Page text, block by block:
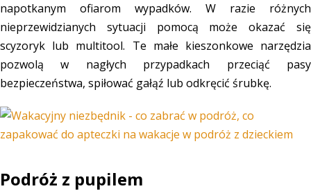
napotkanym ofiarom wypadków. W razie różnych
nieprzewidzianych sytuacji pomocą może okazać się
scyzoryk lub multitool. Te małe kieszonkowe narzędzia
pozwolą w nagłych przypadkach przeciąć pasy
bezpieczeństwa, spiłować gałąź lub odkręcić śrubkę.
Podróż z pupilem